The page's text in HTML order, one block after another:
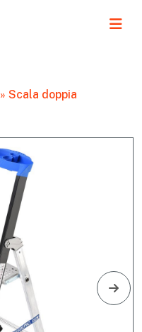
» Scala doppia